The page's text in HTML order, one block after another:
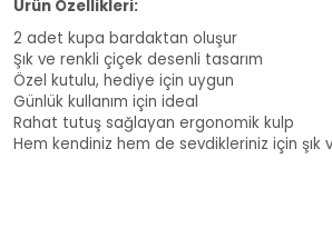
Ürün Özellikleri:
2 adet kupa bardaktan oluşur
Şık ve renkli çiçek desenli tasarım
Özel kutulu, hediye için uygun
Günlük kullanım için ideal
Rahat tutuş sağlayan ergonomik kulp
Hem kendiniz hem de sevdikleriniz için şık